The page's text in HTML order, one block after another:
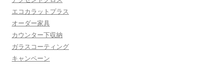
エコカラットプラス
オーダー家具
カウンター下収納
ガラスコーティング
キャンペーン